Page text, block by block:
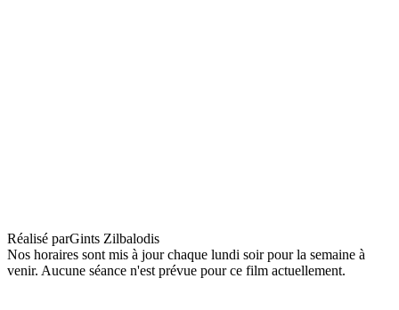
Réalisé parGints Zilbalodis
Nos horaires sont mis à jour chaque lundi soir pour la semaine à
venir. Aucune séance n'est prévue pour ce film actuellement.